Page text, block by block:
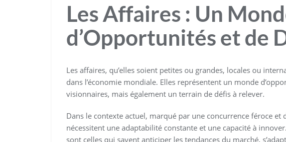
Les Affaires : Un
d’Opportunités et de
Les affaires, qu’elles soient petites ou grandes, locales ou
dans l’économie mondiale. Elles représentent un monde
visionnaires, mais également un terrain de défis à relever.
Dans le contexte actuel, marqué par une concurrence féroce et
nécessitent une adaptabilité constante et une capacité à
sont celles qui savent anticiper les tendances du marché,